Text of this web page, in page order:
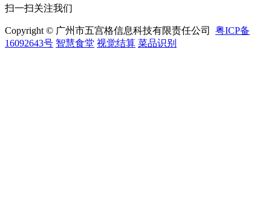
扫一扫关注我们
Copyright © 广州市五宫格信息科技有限责任公司 粤ICP备
16092643号 智慧食堂 视觉结算 菜品识别